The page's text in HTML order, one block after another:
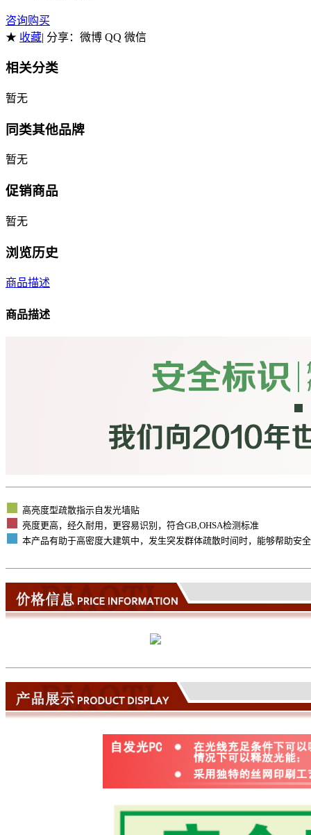
咨询购买
★ 收藏| 分享： 微博 QQ 微信
相关分类
暂无
同类其他品牌
暂无
促销商品
暂无
浏览历史
商品描述
商品描述
高亮度型疏散指示自发光墙贴
亮度更高，经久耐用，更容易识别，符合GB,OHSA检测标准
本产品有助于高密度大建筑中，发生突发群体疏散时间时，能够帮助安